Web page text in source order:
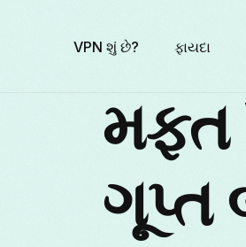
VPN શું છે? ફાયદા
મફત
ગૂપ્ત